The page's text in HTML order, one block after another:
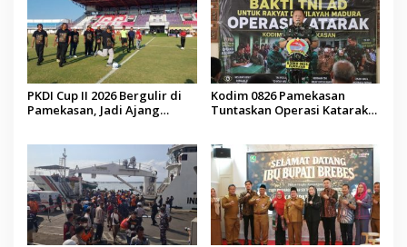
PKDI Cup II 2026 Bergulir di
Pamekasan, Jadi Ajang
Kodim 0826 Pamekasan
Tuntaskan Operasi Katarak